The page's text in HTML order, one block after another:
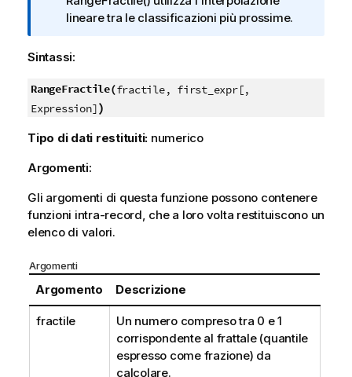
t
i
f
o
m
t
c
lineare tra le classificazioni più prossime.
Sintassi:
RangeFractile(fractile, first_expr[,
Expression])
Tipo di dati restituiti: numerico
Argomenti:
Gli argomenti di questa funzione possono contenere
funzioni intra-record, che a loro volta restituiscono un
elenco di valori.
Argomenti
Argomento Descrizione
fractile
Un numero compreso tra 0 e 1
corrispondente al frattale (quantile
espresso come frazione) da
calcolare.